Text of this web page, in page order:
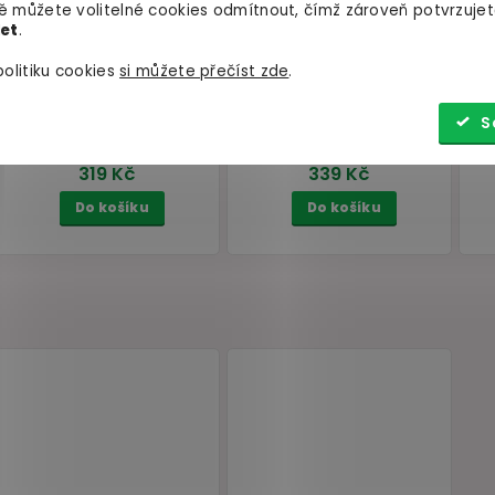
můžete volitelné cookies odmítnout, čímž zároveň
.
cookiessi můžete přečíst zde.